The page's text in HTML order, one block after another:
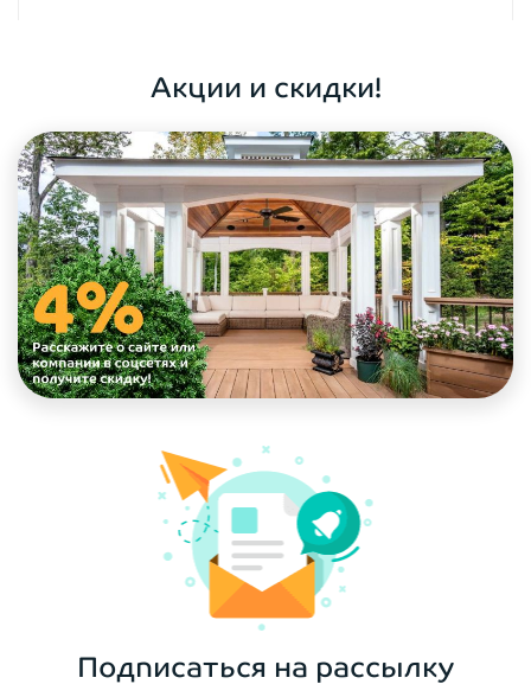
Акции и скидки!
Подписаться на рассылку